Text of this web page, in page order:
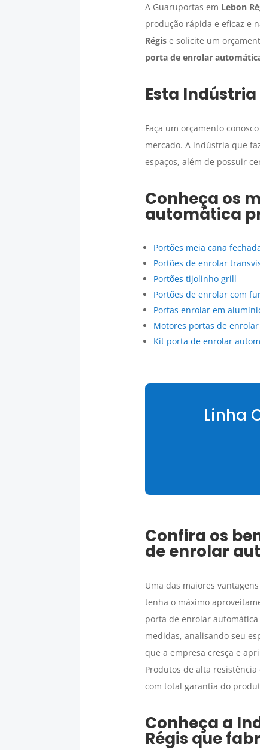
A Guaruportas em Lebon
produção rápida e eficaz e
Régise solicite um
porta de enrolar
Esta
Faça um orçamento
mercado. A indústria que
espaços, além de possuir
Conheça os
automática
Portões meia cana
Portões de enrolar
Portões tijolinho grill
Portões de enrolar com
Portas enrolar em
Motores portas de enrolar
Kit porta de enrolar
Linha
Confira os
de enrolar
Uma das maiores
tenha o máximo
porta de enrolar
medidas, analisando seu
que a empresa cresça e
Produtos de alta
com total garantia do
Conheça a
Régis que